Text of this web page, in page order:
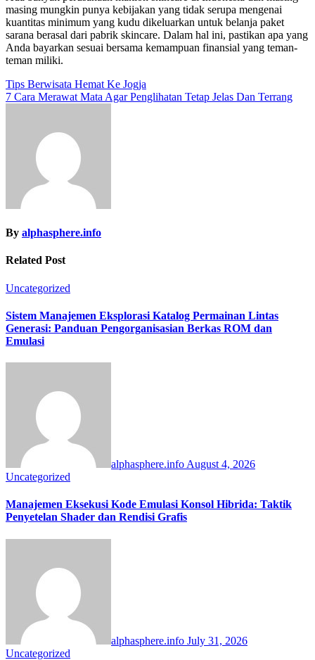
masing mungkin punya kebijakan yang tidak serupa mengenai
kuantitas minimum yang kudu dikeluarkan untuk belanja paket
sarana berasal dari pabrik skincare. Dalam hal ini, pastikan apa yang
Anda bayarkan sesuai bersama kemampuan finansial yang teman-
teman miliki.
Post
navigation
Tips Berwisata Hemat Ke Jogja
7 Cara Merawat Mata Agar Penglihatan Tetap Jelas Dan Terrang
By alphasphere.info
Related Post
Uncategorized
Sistem Manajemen Eksplorasi Katalog Permainan Lintas
Generasi: Panduan Pengorganisasian Berkas ROM dan
Emulasi
alphasphere.info August 4, 2026
Uncategorized
Manajemen Eksekusi Kode Emulasi Konsol Hibrida: Taktik
Penyetelan Shader dan Rendisi Grafis
alphasphere.info July 31, 2026
Uncategorized